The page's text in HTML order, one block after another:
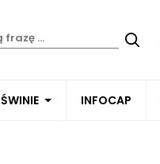
ŚWINIE INFOCAP